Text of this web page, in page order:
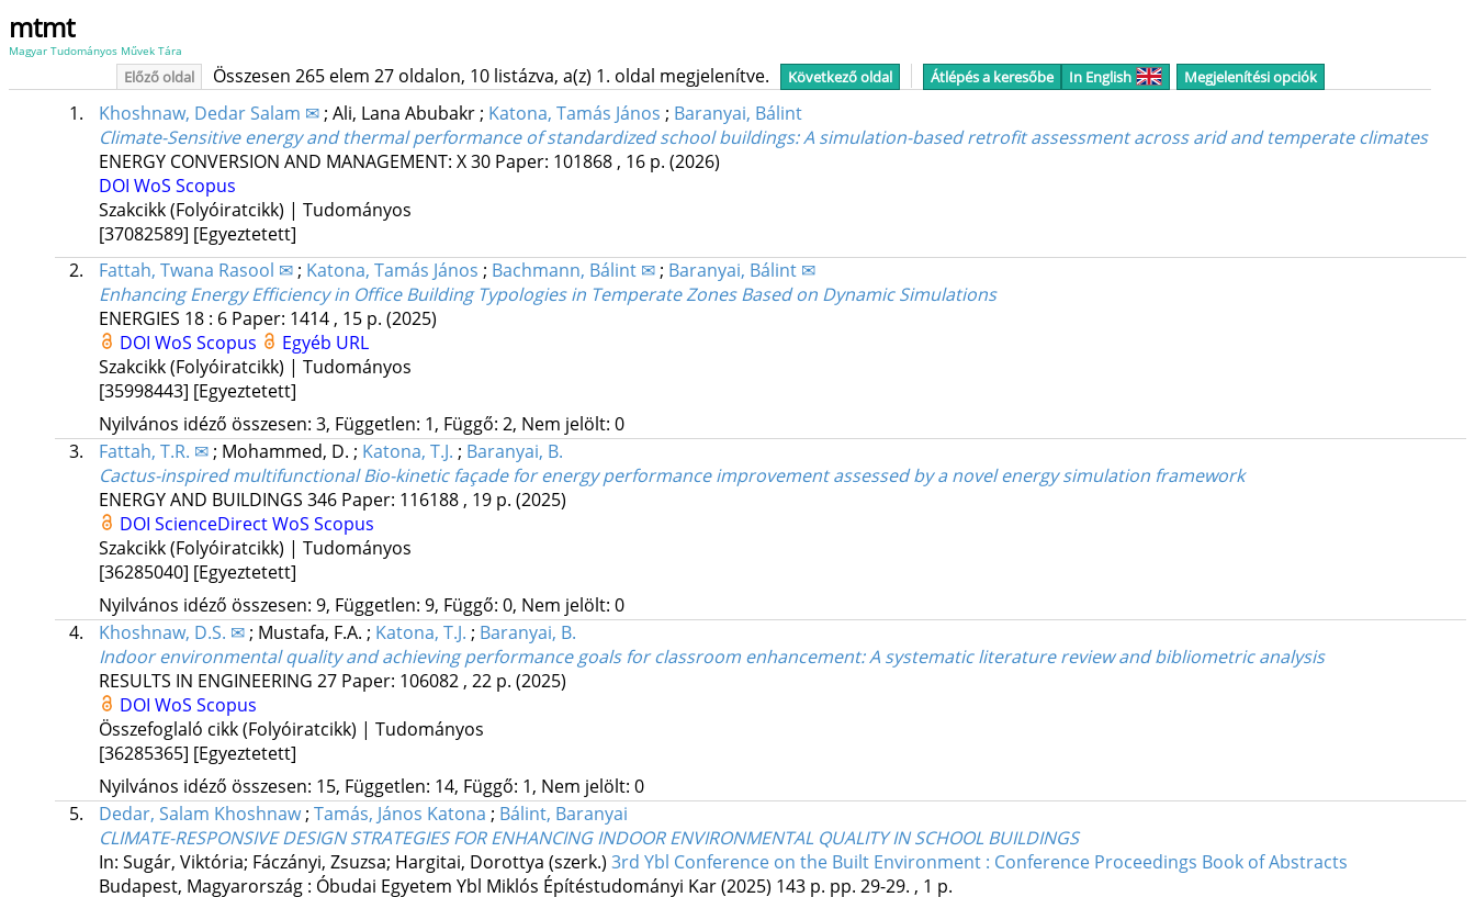
mtmt
Magyar Tudományos Művek Tára
Előző oldal Összesen 265 elem 27 oldalon, 10 listázva, a(z) 1. oldal megjelenítve. Következő oldal Átlépés a keresőbe In English Megjelenítési opciók
1. Khoshnaw, Dedar Salam ✉; Ali, Lana Abubakr; Katona, Tamás János ; Baranyai, Bálint
Climate-Sensitive energy and thermal performance of standardized school buildings: A simulation-based retrofit assessment across arid and temperate climates
ENERGY CONVERSION AND MANAGEMENT: X30 Paper: 101868 , 16 p. (2026)
DOI WoS Scopus
Szakcikk (Folyóiratcikk) | Tudományos
[37082589] [Egyeztetett]
2.
Fattah, Twana Rasool ✉; Katona, Tamás János ; Bachmann, Bálint ✉; Baranyai, Bálint ✉
Enhancing Energy Efficiency in Office Building Typologies in Temperate Zones Based on Dynamic Simulations
ENERGIES 18: 6 Paper: 1414 , 15 p. (2025)
DOI WoS Scopus
Egyéb URL
Szakcikk (Folyóiratcikk) | Tudományos
[35998443] [Egyeztetett]
Nyilvános idéző összesen: 3, Független: 1, Függő: 2, Nem jelölt: 0
3.
Fattah, T.R. ✉; Mohammed, D. ; Katona, T.J. ; Baranyai, B.
Cactus-inspired multifunctional Bio-kinetic façade for energy performance improvement assessed by a novel energy simulation framework
ENERGY AND BUILDINGS 346 Paper: 116188 , 19 p. (2025)
DOI ScienceDirectWoS Scopus
Szakcikk (Folyóiratcikk) | Tudományos
[36285040] [Egyeztetett]
Nyilvános idéző összesen: 9, Független: 9, Függő: 0, Nem jelölt: 0
4.
Khoshnaw, D.S. ✉; Mustafa, F.A. ; Katona, T.J. ; Baranyai, B.
Indoor environmental quality and achieving performance goals for classroom enhancement: A systematic literature review and bibliometric analysis
RESULTS IN ENGINEERING 27 Paper: 106082 , 22 p. (2025)
DOI WoS Scopus
Összefoglaló cikk (Folyóiratcikk) | Tudományos
[36285365] [Egyeztetett]
Nyilvános idéző összesen: 15, Független: 14, Függő: 1, Nem jelölt: 0
5.
Dedar, Salam Khoshnaw; Tamás, János Katona ; Bálint, Baranyai
CLIMATE-RESPONSIVE DESIGN STRATEGIES FOR ENHANCING INDOOR ENVIRONMENTAL QUALITY IN SCHOOL BUILDINGS
In: Sugár, Viktória; Fáczányi, Zsuzsa; Hargitai, Dorottya (szerk.) 3rd Ybl Conference on the Built Environment : Conference Proceedings Book of Abstracts
Budapest, Magyarország : Óbudai Egyetem Ybl Miklós Építéstudományi Kar(2025) 143 p. pp. 29-29. , 1 p.